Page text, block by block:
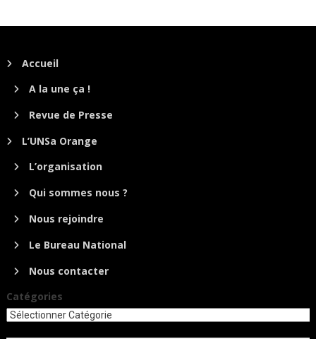
Accueil
A la une ça !
Revue de Presse
L’UNSa Orange
L’organisation
Qui sommes nous ?
Nous rejoindre
Le Bureau National
Nous contacter
Catégories